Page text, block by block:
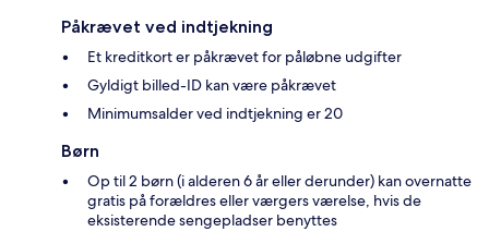
Påkrævet ved indtjekning
Et kreditkort er påkrævet for påløbne udgifter
Gyldigt billed-ID kan være påkrævet
Minimumsalder ved indtjekning er 20
Børn
Op til 2 børn (i alderen 6 år eller derunder) kan overnatte
gratis på forældres eller værgers værelse, hvis de
eksisterende sengepladser benyttes